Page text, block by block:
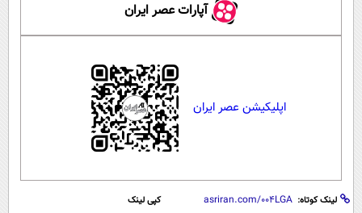
آپارات عصر ایران
اپلیکیشن عصر ایران
لینک کوتاه: کپی لینک